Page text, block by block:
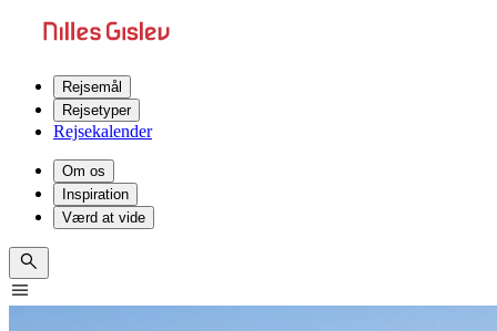
Rejsemål
Rejsetyper
Rejsekalender
Om os
Inspiration
Værd at vide